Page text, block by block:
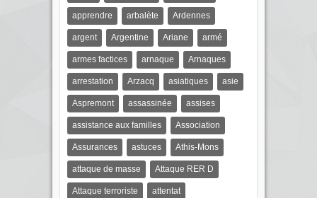
apprendre arbalète Ardennes
argent Argentine Ariane armé
armes factices arnaque Arnaques
arrestation Arzacq asiatiques asie
Aspremont assassinée assises
assistance aux familles Association
Assurances astuces Athis-Mons
attaque de masse Attaque RER D
Attaque terroriste attentat